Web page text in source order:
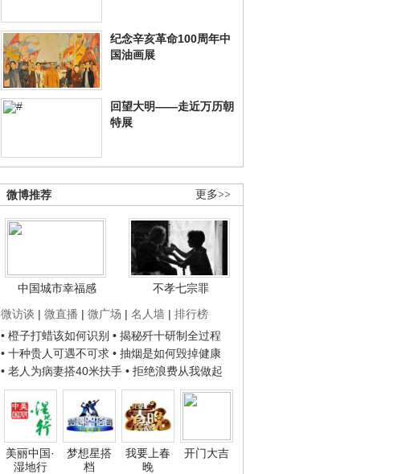
纪念辛亥革命100周年中
国油画展
回望大明——走近万历朝
特展
更多>>
微博推荐
中国城市幸福感
不孝七宗罪
微访谈 | 微直播 | 微广场 | 名人墙 | 排行榜
• 橙子打蜡该如何识别 • 揭秘歼十研制全过程
• 十种贵人可遇不可求 • 抽烟是如何毁掉健康
• 老人为病妻搭40米扶手 • 拒绝浪费从我做起
美丽中国·
湿地行
梦想星搭
档
我要上春
晚
开门大吉